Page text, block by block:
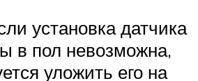
установка датчика
в пол невозможна,
уложить его на